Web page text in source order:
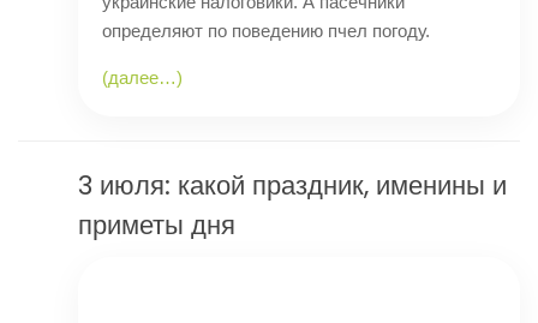
определяют по поведению пчел погоду.
(далее…)
3 июля: какой праздник, именины и
приметы дня